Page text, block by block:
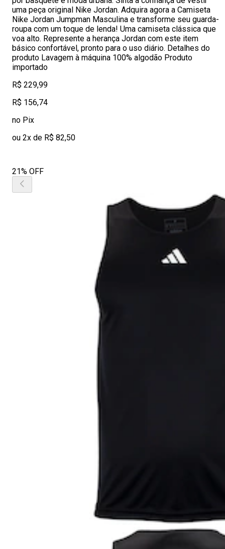
uma peça original Nike Jordan. Adquira agora a Camiseta
Nike Jordan Jumpman Masculina e transforme seu guarda-
roupa com um toque de lenda! Uma camiseta clássica que
voa alto. Represente a herança Jordan com este item
básico confortável, pronto para o uso diário. Detalhes do
produto Lavagem à máquina 100% algodão Produto
importado
R$ 229,99
R$ 156,74
no Pix
ou 2x de R$ 82,50
21% OFF